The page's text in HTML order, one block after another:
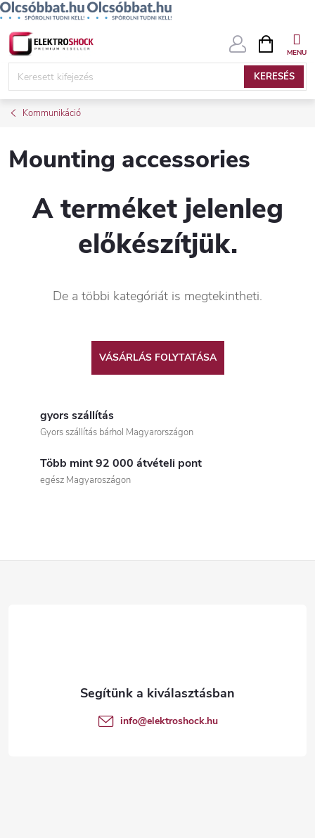
Ugrás
KERESÉS
KOSÁR
Kommunikáció
Mounting accessories
A terméket jelenleg
előkészítjük.
De a többi kategóriát is megtekintheti.
VÁSÁRLÁS FOLYTATÁSA
gyors szállítás
Gyors szállítás bárhol Magyarországon
Több mint 92 000 átvételi pont
egész Magyaroszágon
info@elektroshock.hu